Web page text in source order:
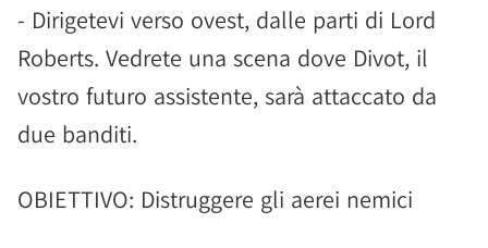
- Dirigetevi verso ovest, dalle parti di Lord
Roberts. Vedrete una scena dove Divot, il
vostro futuro assistente, sarà attaccato da
due banditi.
OBIETTIVO: Distruggere gli aerei nemici